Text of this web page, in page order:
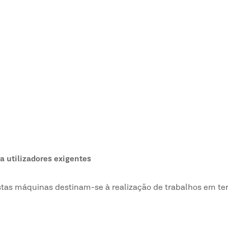
utilizadores exigentes
máquinas destinam-se à realização de trabalhos em